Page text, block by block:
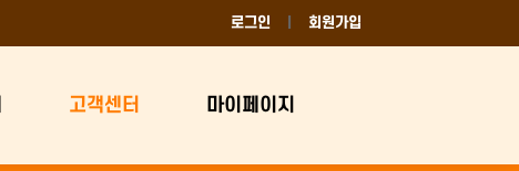
로그인 회원가입
고객센터 마이페이지